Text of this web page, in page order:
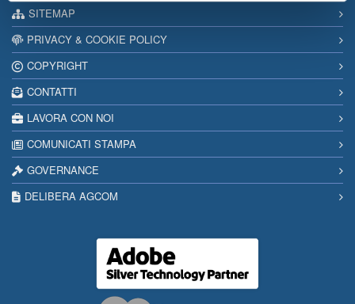
SITEMAP
PRIVACY & COOKIE POLICY
COPYRIGHT
CONTATTI
LAVORA CON NOI
COMUNICATI STAMPA
GOVERNANCE
DELIBERA AGCOM